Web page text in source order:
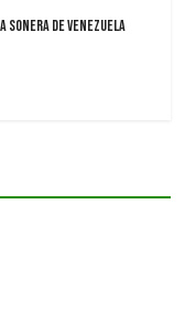
sonera de Venezuela